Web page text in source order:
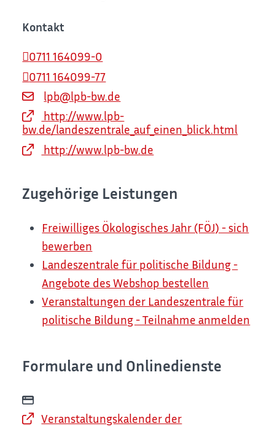
Kontakt
0711 164099-0
0711 164099-77
lpb@lpb-bw.de
http://www.lpb-
bw.de/landeszentrale_auf_einen_blick.html
http://www.lpb-bw.de
Zugehörige Leistungen
Freiwilliges Ökologisches Jahr (FÖJ) - sich
bewerben
Landeszentrale für politische Bildung -
Angebote des Webshop bestellen
Veranstaltungen der Landeszentrale für
politische Bildung - Teilnahme anmelden
Formulare und Onlinedienste
Veranstaltungskalender der